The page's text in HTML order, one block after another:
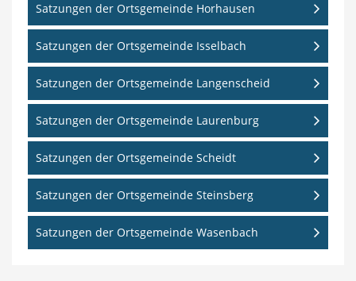
Satzungen der Ortsgemeinde Horhausen
Satzungen der Ortsgemeinde Isselbach
Satzungen der Ortsgemeinde Langenscheid
Satzungen der Ortsgemeinde Laurenburg
Satzungen der Ortsgemeinde Scheidt
Satzungen der Ortsgemeinde Steinsberg
Satzungen der Ortsgemeinde Wasenbach